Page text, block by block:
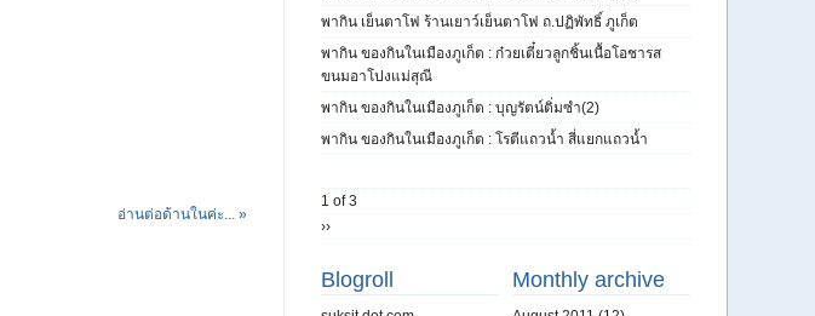
อ่านต่อด้านในค่ะ... »
พากิน เย็นตาโฟ ร้านเยาว์เย็นตาโฟ ถ.ปฏิพัทธิ์ ภูเก็ต
พากิน ของกินในเมืองภูเก็ต : ก๋วยเตี๋ยวลูกชิ้นเนื้อโอชารส
ขนมอาโปงแม่สุณี
พากิน ของกินในเมืองภูเก็ต : บุญรัตน์ติ่มซำ(2)
พากิน ของกินในเมืองภูเก็ต : โรตีแถวน้ำ สี่แยกแถวน้ำ
1 of 3
››
Blogroll Monthly archive